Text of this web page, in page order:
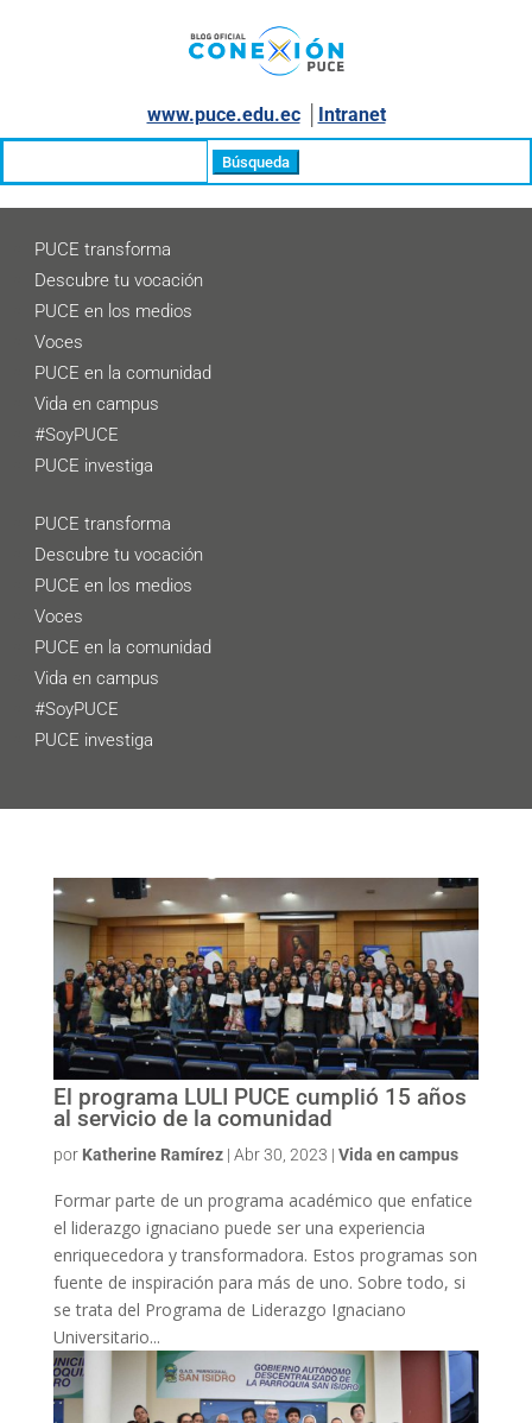
www.puce.edu.ec│ Intranet
PUCE transforma
Descubre tu vocación
PUCE en los medios
Voces
PUCE en la comunidad
Vida en campus
#SoyPUCE
PUCE investiga
PUCE transforma
Descubre tu vocación
PUCE en los medios
Voces
PUCE en la comunidad
Vida en campus
#SoyPUCE
PUCE investiga
El programa LULI PUCE cumplió 15 años
al servicio de la comunidad
por Katherine Ramírez| Abr 30, 2023 | Vida en campus
Formar parte de un programa académico que enfatice
el liderazgo ignaciano puede ser una experiencia
enriquecedora y transformadora. Estos programas son
fuente de inspiración para más de uno. Sobre todo, si
se trata del Programa de Liderazgo Ignaciano
Universitario...